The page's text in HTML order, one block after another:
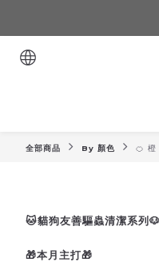
全部商品 By 顏色 🍊 橙
🐱貓狗友善驅蟲清潔系列🐶
🎁本月主打🎁